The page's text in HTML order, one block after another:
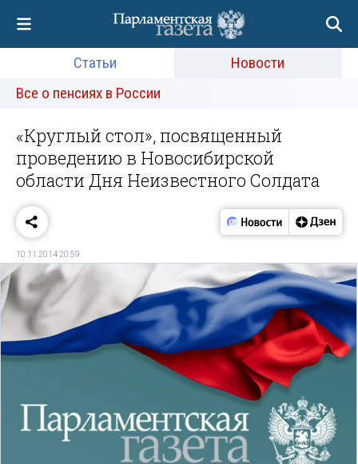
Статьи
Новости
Все о пенсиях в России
«Круглый стол», посвященный
проведению в Новосибирской
области Дня Неизвестного Солдата
10.11.2014 20:59